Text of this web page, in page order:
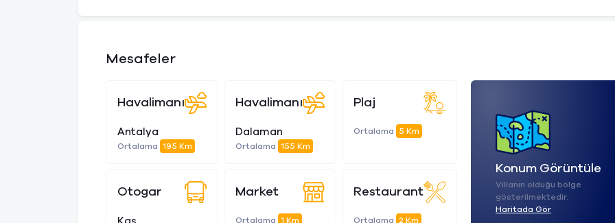
Mesafeler
Havalimanı
Antalya
Ortalama 195 Km
Havalimanı
Dalaman
Ortalama 155 Km
Plaj
Ortalama 5 Km
Otogar Market
Ortalama 1 Km
Restaurant
Ortalama 2 Km
Konum Görüntüle
Villanın olduğu bölge
gösterilmektedir.
Haritada Gör